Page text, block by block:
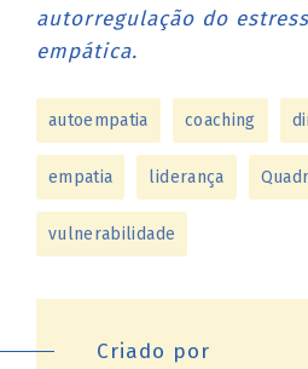
autorregulação do
empática.
autoempatia coaching
empatia liderança
vulnerabilidade
Criado por